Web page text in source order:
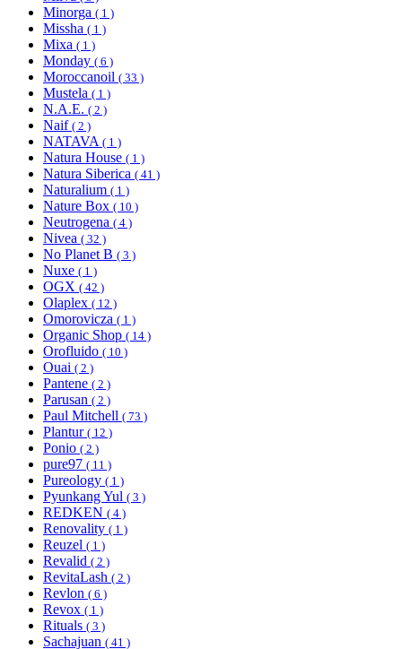
Minorga ( 1 )
Missha ( 1 )
Mixa ( 1 )
Monday ( 6 )
Moroccanoil ( 33 )
Mustela ( 1 )
N.A.E. ( 2 )
Naif ( 2 )
NATAVA ( 1 )
Natura House ( 1 )
Natura Siberica ( 41 )
Naturalium ( 1 )
Nature Box ( 10 )
Neutrogena ( 4 )
Nivea ( 32 )
No Planet B ( 3 )
Nuxe ( 1 )
OGX ( 42 )
Olaplex ( 12 )
Omorovicza ( 1 )
Organic Shop ( 14 )
Orofluido ( 10 )
Ouai ( 2 )
Pantene ( 2 )
Parusan ( 2 )
Paul Mitchell ( 73 )
Plantur ( 12 )
Ponio ( 2 )
pure97 ( 11 )
Pureology ( 1 )
Pyunkang Yul ( 3 )
REDKEN ( 4 )
Renovality ( 1 )
Reuzel ( 1 )
Revalid ( 2 )
RevitaLash ( 2 )
Revlon ( 6 )
Revox ( 1 )
Rituals ( 3 )
Sachajuan ( 41 )